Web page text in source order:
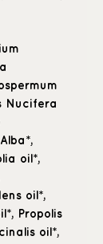
Nucifera
oil*,
oil*,
Propolis
oil*,